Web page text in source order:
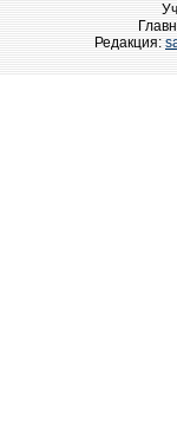
Редакция: